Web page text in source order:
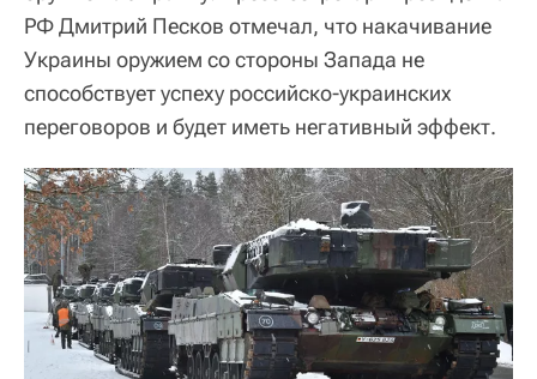
РФ Дмитрий Песков отмечал, что накачивание
Украины оружием со стороны Запада не
способствует успеху российско-украинских
переговоров и будет иметь негативный эффект.